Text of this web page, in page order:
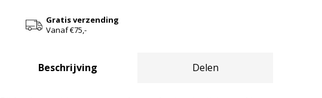
Gratis verzending
Vanaf €75,-
Beschrijving Delen